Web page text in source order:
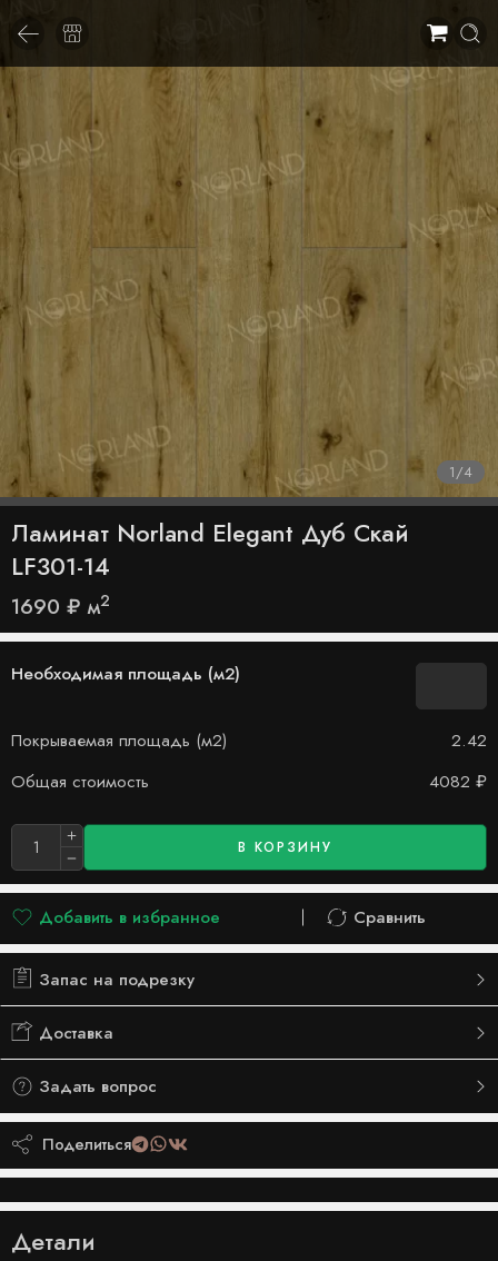
1/4
Ламинат Norland Elegant Дуб Скай
LF301-14
1690 ₽ м2
Необходимая площадь (м2)
Покрываемая площадь (м2)
2.42
Общая стоимость
4082 ₽
В КОРЗИНУ
Добавить в избранное
Добавлено в список желаний
Сравнить
Сравнить
Запас на подрезку
Доставка
Задать вопрос
Поделиться
Детали